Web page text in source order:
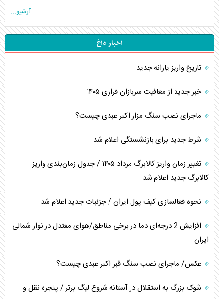
آرشیو...
اخبار داغ
تاریخ واریز یارانه جدید
خبر جدید از معافیت سربازان فراری ۱۴۰۵
ماجرای نصب سنگ مزار اکبر عبدی چیست؟
شرط جدید برای بازنشستگی اعلام شد
تغییر زمان واریز کالابرگ مرداد ۱۴۰۵ / جدول زمان‌بندی واریز
کالابرگ جدید اعلام شد
نحوه فعالسازی کیف پول ایران / جزئیات جدید اعلام شد
افزایش 2 درجه‌ای دما در برخی مناطق/هوای معتدل در نوار شمالی
ایران
عکس/ ماجرای نصب سنگ قبر اکبر عبدی چیست؟
شوک بزرگ به استقلال در آستانه شروع لیگ برتر / پنجره نقل و